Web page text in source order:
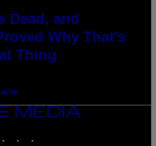
Dead, and
Why That’s
Thing